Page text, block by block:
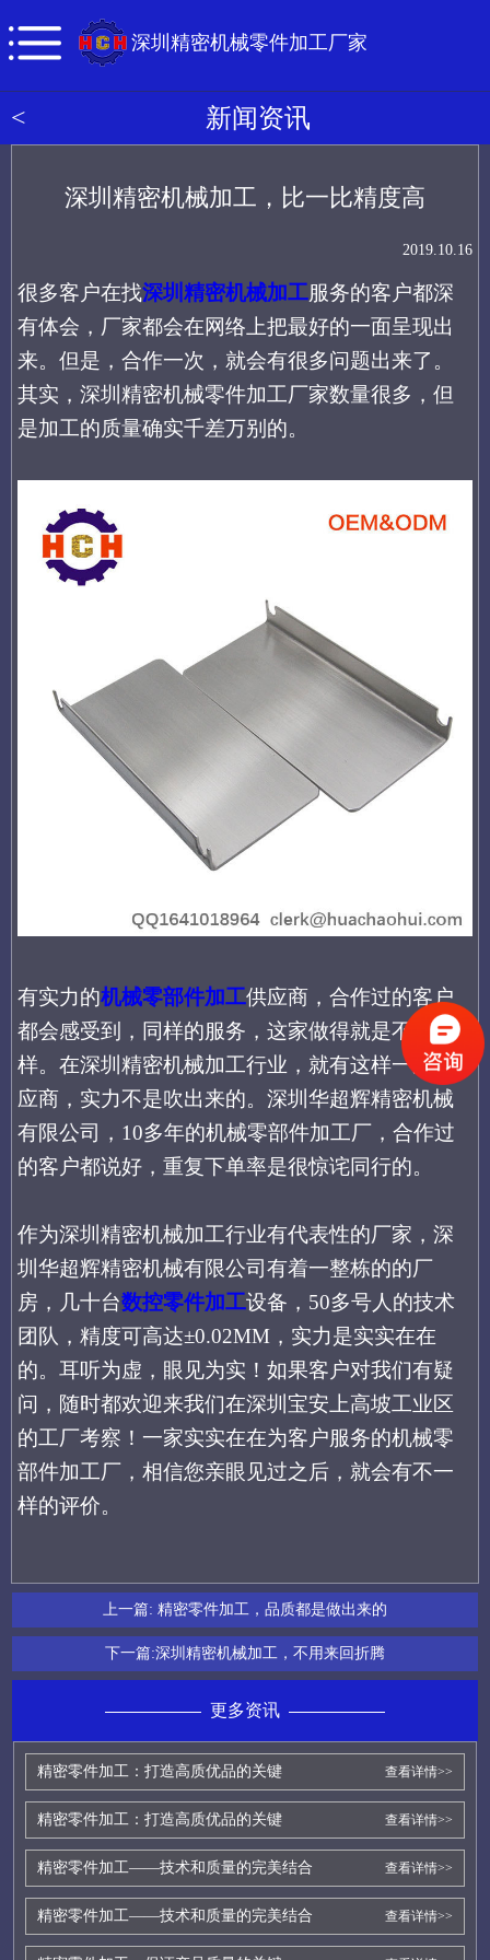
深圳精密机械零件加工厂家
< 新闻资讯
深圳精密机械加工，比一比精度高
2019.10.16
很多客户在找深圳精密机械加工服务的客户都深
有体会， 厂家都会在网络上把最好的一面呈现出
来。但是，合作一次，就会有很多问题出来了。
其实，深圳精密机械零件加工厂家数量很多，但
是加工的质量确实千差万别的。
有实力的机械零部件加工供应商，合作过的客户
都会感受到，同样的服务，这家做得就是不一
样。在深圳精密机械加工行业，就有这样一家供
应商，实力不是吹出来的。深圳华超辉精密机械
有限公司， 10多年的机械零部件加工厂，合作过
的客户都说好，重复下单率是很惊诧同行的。
作为深圳精密机械加工行业有代表性的厂家 ，深
圳华超辉精密机械有限公司有着一整栋的的厂
房， 几十台数控零件加工设备， 50多号人的技术
团队，精度可高达±0.02MM， 实力是实实在在
的。耳听为虚，眼见为实！如果客户对我们有疑
问，随时都欢迎来我们在深圳宝安上高坡工业区
的工厂考察！ 一家实实在在为客户服务的机械零
部件加工厂，相信您亲眼见过之后，就会有不一
样的评价。
上一篇: 精密零件加工，品质都是做出来的
下一篇:深圳精密机械加工，不用来回折腾
更多资讯
精密零件加工：打造高质优品的关键 查看详情>>
精密零件加工：打造高质优品的关键 查看详情>>
精密零件加工——技术和质量的完美结合 查看详情>>
精密零件加工——技术和质量的完美结合 查看详情>>